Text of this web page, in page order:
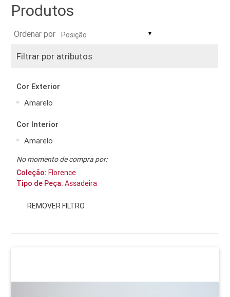
Produtos
Ordenar por ▼
Filtrar por atributos
Cor Exterior
Amarelo
Cor Interior
Amarelo
No momento de compra por:
Coleção: Florence
Tipo de Peça: Assadeira
REMOVER FILTRO